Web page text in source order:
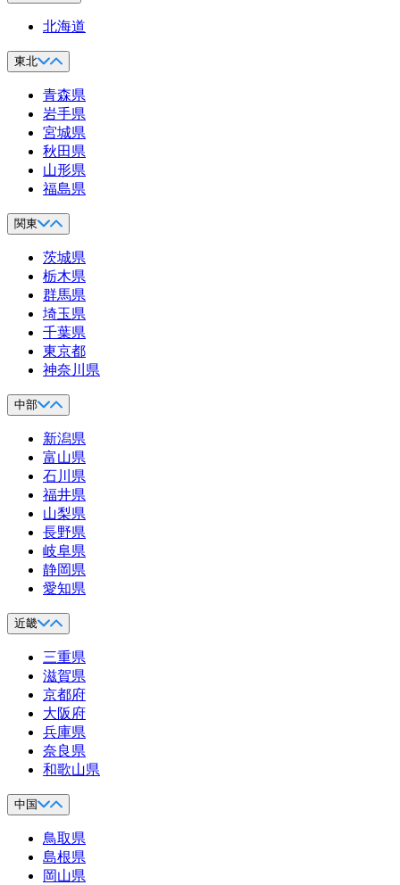
北海道
東北
青森県
岩手県
宮城県
秋田県
山形県
福島県
関東
茨城県
栃木県
群馬県
埼玉県
千葉県
東京都
神奈川県
中部
新潟県
富山県
石川県
福井県
山梨県
長野県
岐阜県
静岡県
愛知県
近畿
三重県
滋賀県
京都府
大阪府
兵庫県
奈良県
和歌山県
中国
鳥取県
島根県
岡山県